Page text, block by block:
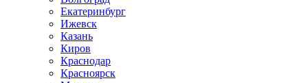
Екатеринбург
Ижевск
Казань
Киров
Краснодар
Красноярск